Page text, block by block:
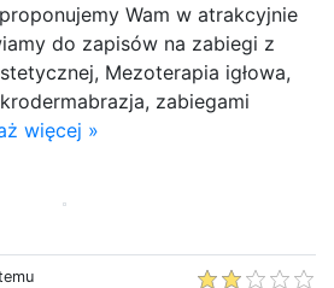
Wam w atrakcyjnie
do zapisów na zabiegi z
Mezoterapia igłowa,
zabiegami
więcej »